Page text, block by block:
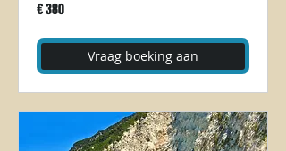
380
euro
€ 380
Vraag boeking aan